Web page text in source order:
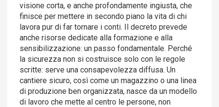
visione corta, e anche profondamente ingiusta, che
finisce per mettere in secondo piano la vita di chi
lavora pur di far tornare i conti. Il decreto prevede
anche risorse dedicate alla formazione e alla
sensibilizzazione: un passo fondamentale. Perché
la sicurezza non si costruisce solo con le regole
scritte: serve una consapevolezza diffusa. Un
cantiere sicuro, così come un magazzino o una linea
di produzione ben organizzata, nasce da un modello
di lavoro che mette al centro le persone, non